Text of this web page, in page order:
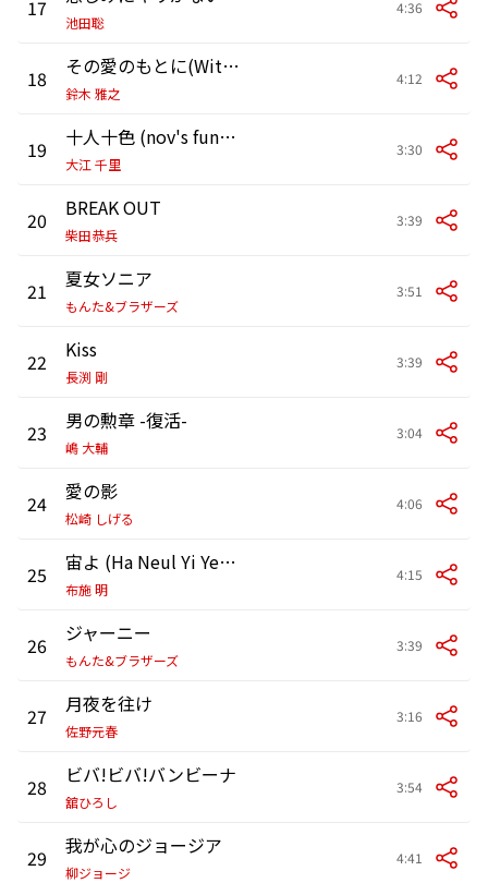
17
池田聡
4:36
18 その愛のもとに(With Your Love)
鈴木 雅之
4:12
19 十人十色 (nov's funky bass type)
大江 千里
3:30
20 BREAK OUT
柴田恭兵
3:39
21 夏女ソニア
もんた&ブラザーズ
3:51
22 Kiss
長渕 剛
3:39
23 男の勲章 -復活-
嶋 大輔
3:04
24 愛の影
松崎 しげる
4:06
25 宙よ (Ha Neul Yi Yeo Je Bal)
布施 明
4:15
26 ジャーニー
もんた&ブラザーズ
3:39
27 月夜を往け
佐野元春
3:16
28 ビバ!ビバ!バンビーナ
舘ひろし
3:54
29 我が心のジョージア
柳ジョージ
4:41